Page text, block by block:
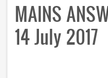
MAINS
14 July 2017